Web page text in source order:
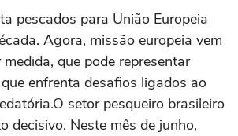
pescados para União Europeia
Agora, missão europeia vem
que pode representar
enfrenta desafios ligados ao
setor pesqueiro brasileiro
decisivo. Neste mês de junho,